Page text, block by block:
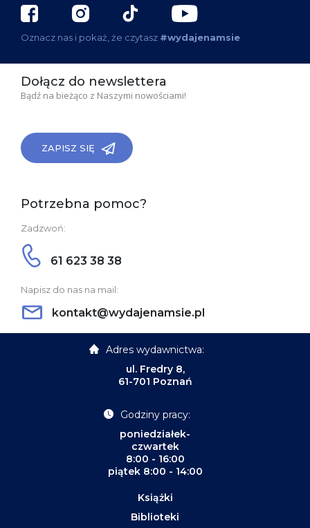
Oznacz nas i pokaż, że czytasz #wydajenamsie
Dołącz do newslettera
Bądź na bieżąco z Naszymi nowościami!
ZAPISZ SIĘ
Potrzebna pomoc?
Zadzwoń:
61 623 38 38
Napisz do nas na mail:
kontakt@wydajenamsie.pl
Adres wydawnictwa:
ul. Fredry 8,
61-701 Poznań
Godziny pracy:
poniedziałek-
czwartek
8:00 - 16:00
piątek 8:00 - 14:00
Książki
Biblioteki